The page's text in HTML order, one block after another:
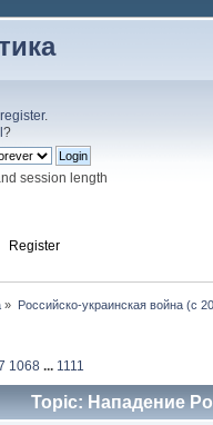
register.
?
session length
Register
» Российско-украинская война (с
1068 ... 1111
Topic: Нападение